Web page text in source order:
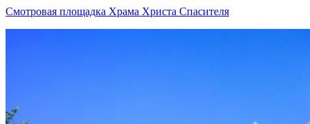
Смотровая площадка Храма Христа Спасителя